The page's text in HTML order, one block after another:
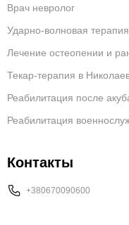
Врач невролог
Ударно-волновая
Лечение остеопении и
Текар-терапия в
Реабилитация после
Реабилитация
Контакты
+380670090600